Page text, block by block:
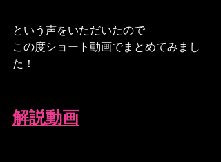
という声をいただいたので
この度ショート動画でまとめてみまし
た！
解説動画